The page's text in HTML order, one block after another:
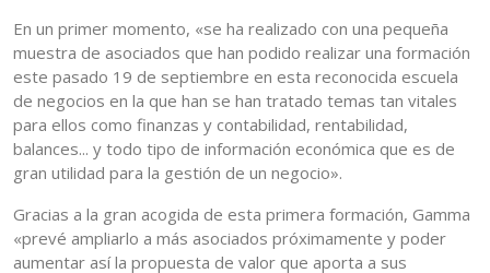
En un primer momento, «se ha realizado con una pequeña
muestra de asociados que han podido realizar una formación
este pasado 19 de septiembre en esta reconocida escuela
de negocios en la que han se han tratado temas tan vitales
para ellos como finanzas y contabilidad, rentabilidad,
balances... y todo tipo de información económica que es de
gran utilidad para la gestión de un negocio».
Gracias a la gran acogida de esta primera formación, Gamma
«prevé ampliarlo a más asociados próximamente y poder
aumentar así la propuesta de valor que aporta a sus